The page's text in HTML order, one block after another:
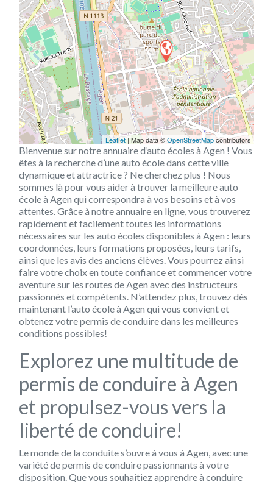
Leaflet | Map data ©OpenStreetMapcontributors
Bienvenue sur notre annuaire d’auto écoles à Agen ! Vous
êtes à la recherche d’une auto école dans cette ville
dynamique et attractrice ? Ne cherchez plus ! Nous
sommes là pour vous aider à trouver la meilleure auto
école à Agen qui correspondra à vos besoins et à vos
attentes. Grâce à notre annuaire en ligne, vous trouverez
rapidement et facilement toutes les informations
nécessaires sur les auto écoles disponibles à Agen : leurs
coordonnées, leurs formations proposées, leurs tarifs,
ainsi que les avis des anciens élèves. Vous pourrez ainsi
faire votre choix en toute confiance et commencer votre
aventure sur les routes de Agen avec des instructeurs
passionnés et compétents. N’attendez plus, trouvez dès
maintenant l’auto école à Agen qui vous convient et
obtenez votre permis de conduire dans les meilleures
conditions possibles!
Explorez une multitude de
permis de conduire à Agen
et propulsez-vous vers la
liberté de conduire!
Le monde de la conduite s’ouvre à vous à Agen, avec une
variété de permis de conduire passionnants à votre
disposition. Que vous souhaitiez apprendre à conduire